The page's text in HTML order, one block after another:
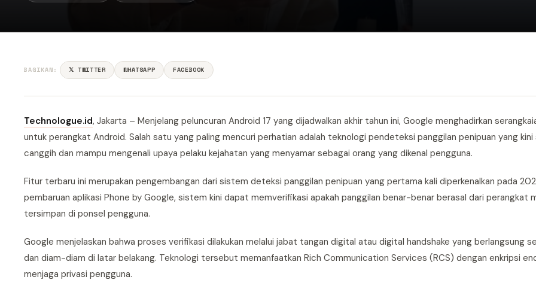
BAGIKAN: 𝕏 TWITTER WHATSAPP FACEBOOK
Technologue.id, Jakarta – Menjelang peluncuran Android 17 yang dijadwalkan akhir tahun ini, Google menghadirkan
untuk perangkat Android. Salah satu yang paling mencuri perhatian adalah teknologi pendeteksi panggilan penipuan yang kini
canggih dan mampu mengenali upaya pelaku kejahatan yang menyamar sebagai orang yang dikenal pengguna.
Fitur terbaru ini merupakan pengembangan dari sistem deteksi panggilan penipuan yang pertama kali diperkenalkan pada
pembaruan aplikasi Phone by Google, sistem kini dapat memverifikasi apakah panggilan benar-benar berasal dari perangkat
tersimpan di ponsel pengguna.
Google menjelaskan bahwa proses verifikasi dilakukan melalui jabat tangan digital atau digital handshake yang berlangsung
dan diam-diam di latar belakang. Teknologi tersebut memanfaatkan Rich Communication Services (RCS) dengan enkripsi
menjaga privasi pengguna.